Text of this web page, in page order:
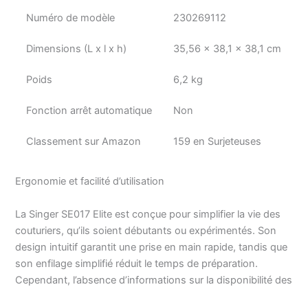
Numéro de modèle 230269112
Dimensions (L x l x h) 35,56 x 38,1 x 38,1 cm
Poids 6,2 kg
Fonction arrêt automatique Non
Classement sur Amazon 159 en Surjeteuses
Ergonomie et facilité d’utilisation
La Singer SE017 Elite est conçue pour simplifier la vie des
couturiers, qu’ils soient débutants ou expérimentés. Son
design intuitif garantit une prise en main rapide, tandis que
son enfilage simplifié réduit le temps de préparation.
Cependant, l’absence d’informations sur la disponibilité des